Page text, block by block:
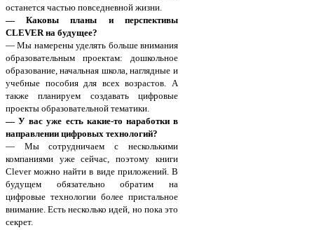
останется частью повседневной жизни.
— Каковы планы и перспективы
CLEVER на будущее?
— Мы намерены уделять больше внимания
образовательным проектам: дошкольное
образование, начальная школа, наглядные и
учебные пособия для всех возрастов. А
также планируем создавать цифровые
проекты образовательной тематики.
— У вас уже есть какие-то наработки в
направлении цифровых технологий?
— Мы сотрудничаем с несколькими
компаниями уже сейчас, поэтому книги
Clever можно найти в виде приложений. В
будущем обязательно обратим на
цифровые технологии более пристальное
внимание. Есть несколько идей, но пока это
секрет.